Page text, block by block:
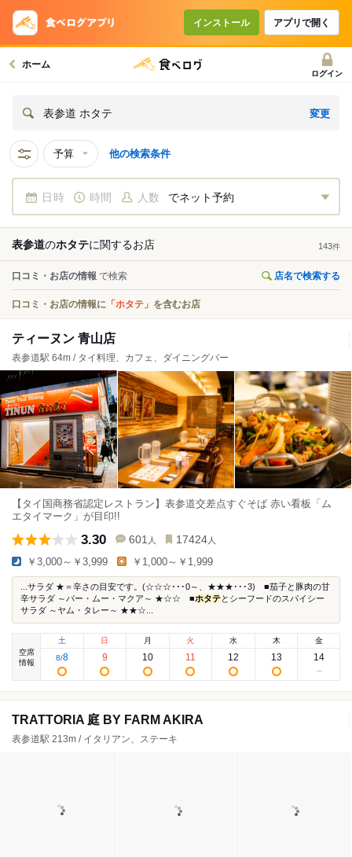
インストール アプリで開く
ホーム
ログイン
表参道 ホタテ 変更
予算 他の検索条件
日時 時間 人数 でネット予約
表参道のホタテに関するお店 143件
口コミ・お店の情報 で検索 店名で検索する
口コミ・お店の情報に 「ホタテ」 を含むお店
ティーヌン 青山店
表参道駅 64m / タイ料理、カフェ、ダイニングバー
【タイ国商務省認定レストラン】表参道交差点すぐそば 赤い看板「ム
エタイマーク」が目印!!
3.30 601 人 17424 人
￥3,000～￥3,999 ￥1,000～￥1,999
...サラダ ★＝辛さの目安です。(☆☆☆･･･0～、★★★･･･3) ■茄子と豚肉の甘
辛サラダ ～パー・ムー・マクア～ ★☆☆ ■ホタテとシーフードのスパイシー
サラダ ～ヤム・タレー～ ★★☆...
空席
情報
土
8/8
日
9
月
10
火
11
水
12
木
13
金
14
TRATTORIA 庭 BY FARM AKIRA
表参道駅 213m / イタリアン、ステーキ